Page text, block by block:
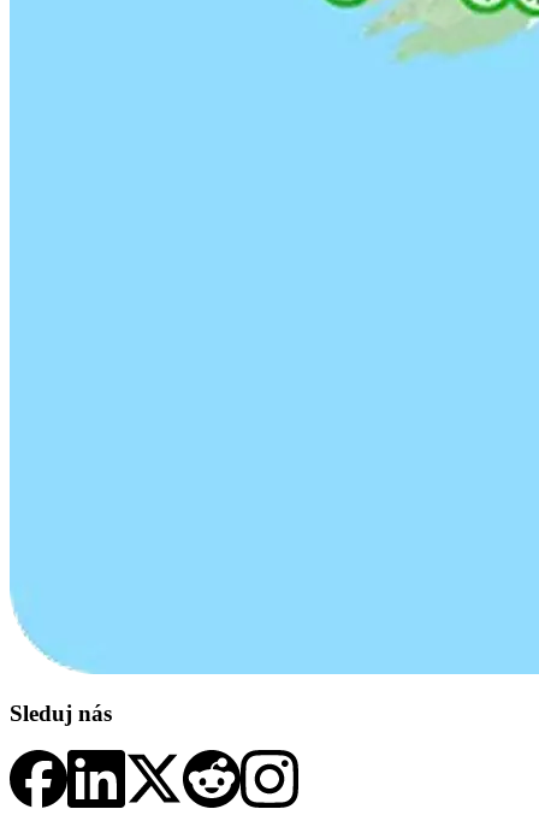
Sleduj nás